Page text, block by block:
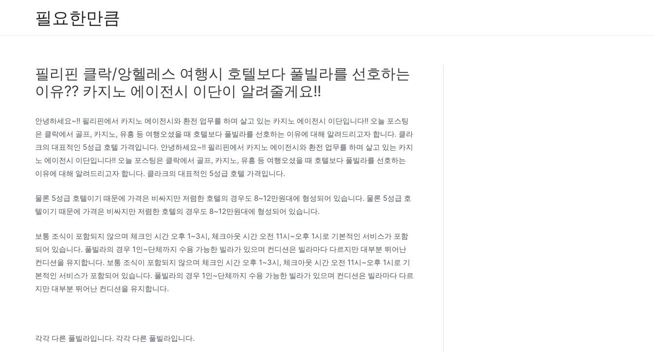
필요한만큼
필리핀 클락/앙헬레스 여행시 호텔보다 풀빌라를 선호하는
이유?? 카지노 에이전시 이단이 알려줄게요!!
안녕하세요~!! 필리핀에서 카지노 에이전시와 환전 업무를 하며 살고 있는 카지노 에이전시 이단입니다!! 오늘 포스팅
은 클락에서 골프, 카지노, 유흥 등 여행오셨을 때 호텔보다 풀빌라를 선호하는 이유에 대해 알려드리고자 합니다. 클라
크의 대표적인 5성급 호텔 가격입니다. 안녕하세요~!! 필리핀에서 카지노 에이전시와 환전 업무를 하며 살고 있는 카지
노 에이전시 이단입니다!! 오늘 포스팅은 클락에서 골프, 카지노, 유흥 등 여행오셨을 때 호텔보다 풀빌라를 선호하는
이유에 대해 알려드리고자 합니다. 클라크의 대표적인 5성급 호텔 가격입니다.
물론 5성급 호텔이기 때문에 가격은 비싸지만 저렴한 호텔의 경우도 8~12만원대에 형성되어 있습니다. 물론 5성급 호
텔이기 때문에 가격은 비싸지만 저렴한 호텔의 경우도 8~12만원대에 형성되어 있습니다.
보통 조식이 포함되지 않으며 체크인 시간 오후 1~3시, 체크아웃 시간 오전 11시~오후 1시로 기본적인 서비스가 포함
되어 있습니다. 풀빌라의 경우 1인~단체까지 수용 가능한 빌라가 있으며 컨디션은 빌라마다 다르지만 대부분 뛰어난
컨디션을 유지합니다. 보통 조식이 포함되지 않으며 체크인 시간 오후 1~3시, 체크아웃 시간 오전 11시~오후 1시로 기
본적인 서비스가 포함되어 있습니다. 풀빌라의 경우 1인~단체까지 수용 가능한 빌라가 있으며 컨디션은 빌라마다 다르
지만 대부분 뛰어난 컨디션을 유지합니다.
각각 다른 풀빌라입니다. 각각 다른 풀빌라입니다.